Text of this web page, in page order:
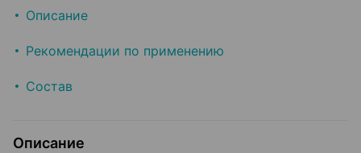
Описание
Рекомендации по применению
Состав
Описание